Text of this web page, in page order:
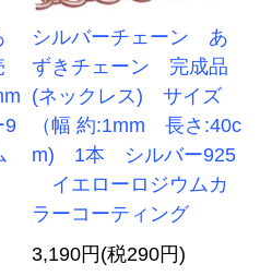
9
シルバーチェーン あ
ずきチェーン 完成品
(ネックレス) サイズ
（幅 約:1mm 長さ:40c
m) 1本 シルバー925
イエローロジウムカ
ラーコーティング
3,190円(税290円)